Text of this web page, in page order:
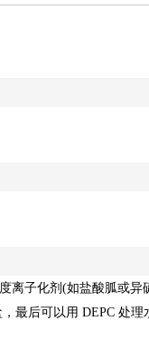
离子化剂(如盐酸胍或异
，最后可以用DEPC处理